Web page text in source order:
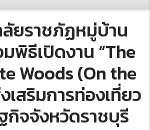
ยราชภัฏหมู่บ้าน
พิธีเปิดงาน “The
Woods (On the
เสริมการท่องเที่ยว
กิจจังหวัดราชบุรี